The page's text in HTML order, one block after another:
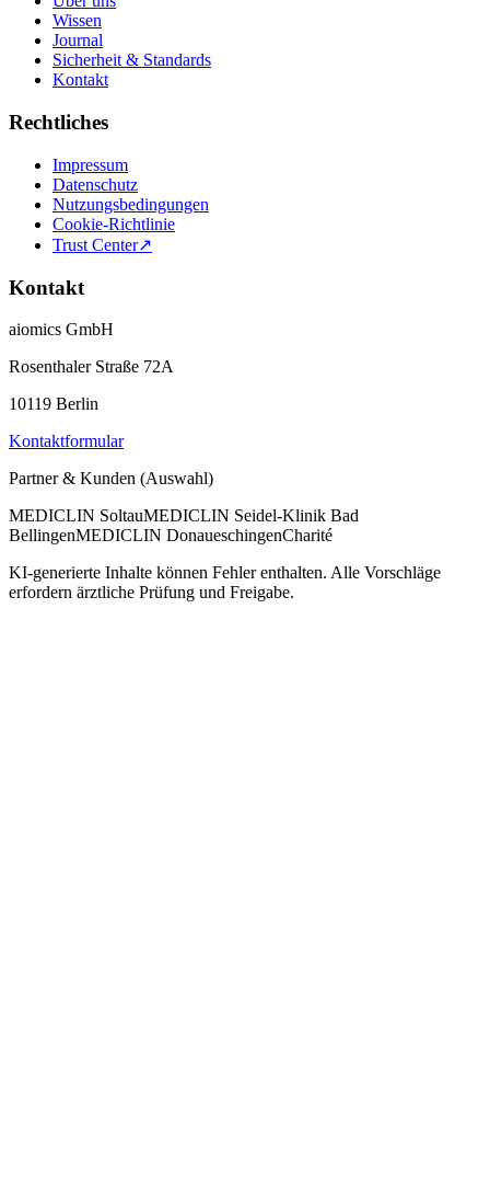
Wissen
Journal
Sicherheit & Standards
Kontakt
Rechtliches
Impressum
Datenschutz
Nutzungsbedingungen
Cookie-Richtlinie
Trust Center↗
Kontakt
aiomics GmbH
Rosenthaler Straße 72A
10119 Berlin
Kontaktformular
Partner & Kunden (Auswahl)
MEDICLIN SoltauMEDICLIN Seidel-Klinik Bad
BellingenMEDICLIN DonaueschingenCharité
KI-generierte Inhalte können Fehler enthalten. Alle Vorschläge
erfordern ärztliche Prüfung und Freigabe.